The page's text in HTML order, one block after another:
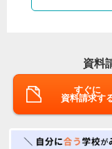
資料
すぐに
資料請求す